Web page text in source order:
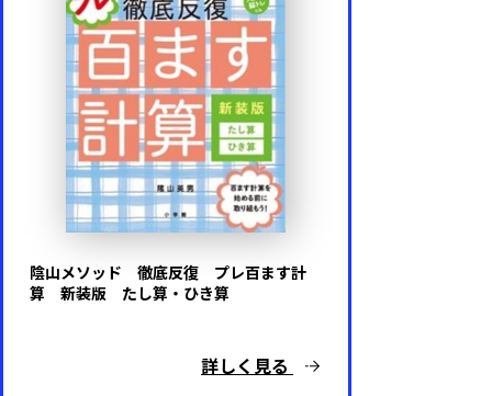
陰山メソッド 徹底反復 プレ百ます計
算 新装版 たし算・ひき算
詳しく見る